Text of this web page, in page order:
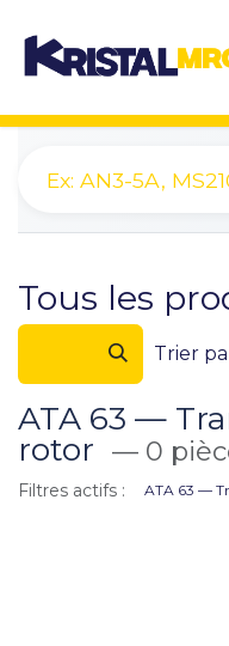
Tous les
Trier
ATA 63 —
rotor — 0
Filtres actifs : ATA 63 —